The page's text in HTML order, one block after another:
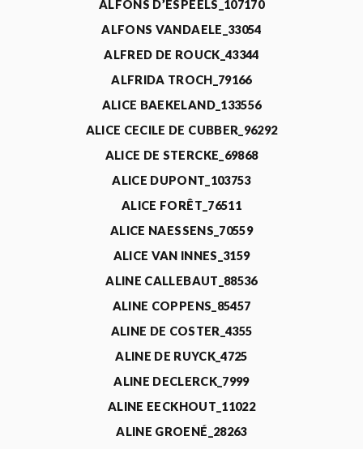
ALFONS D’ESPEELS_107170
ALFONS VANDAELE_33054
ALFRED DE ROUCK_43344
ALFRIDA TROCH_79166
ALICE BAEKELAND_133556
ALICE CECILE DE CUBBER_96292
ALICE DE STERCKE_69868
ALICE DUPONT_103753
ALICE FORÊT_76511
ALICE NAESSENS_70559
ALICE VAN INNES_3159
ALINE CALLEBAUT_88536
ALINE COPPENS_85457
ALINE DE COSTER_4355
ALINE DE RUYCK_4725
ALINE DECLERCK_7999
ALINE EECKHOUT_11022
ALINE GROENÉ_28263